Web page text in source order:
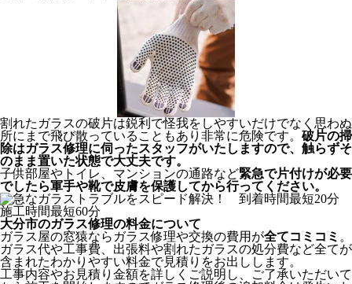
割れたガラスの破片は鋭利で怪我をしやすいだけでなく思わぬ
所にまで飛び散っていることもあり非常に危険です。 破片の掃
除はガラス修理に伺ったスタッフがいたしますので、触らずそ
のまま置いた状態で大丈夫です。
子供部屋やトイレ、マンションの通路など緊急で片付けが必要
でしたら軍手や靴で皮膚を保護してから行ってください。
大分市のガラス修理の料金について
ガラス屋の窓猿ならガラス修理や交換の費用が全てコミコミ 。
ガラス代や工事費、出張料や割れたガラスの処分費など全てが
含まれたわかりやすい料金で見積りをお出しします。
工事内容やお見積り金額を詳しくご説明し、ご了承いただいて